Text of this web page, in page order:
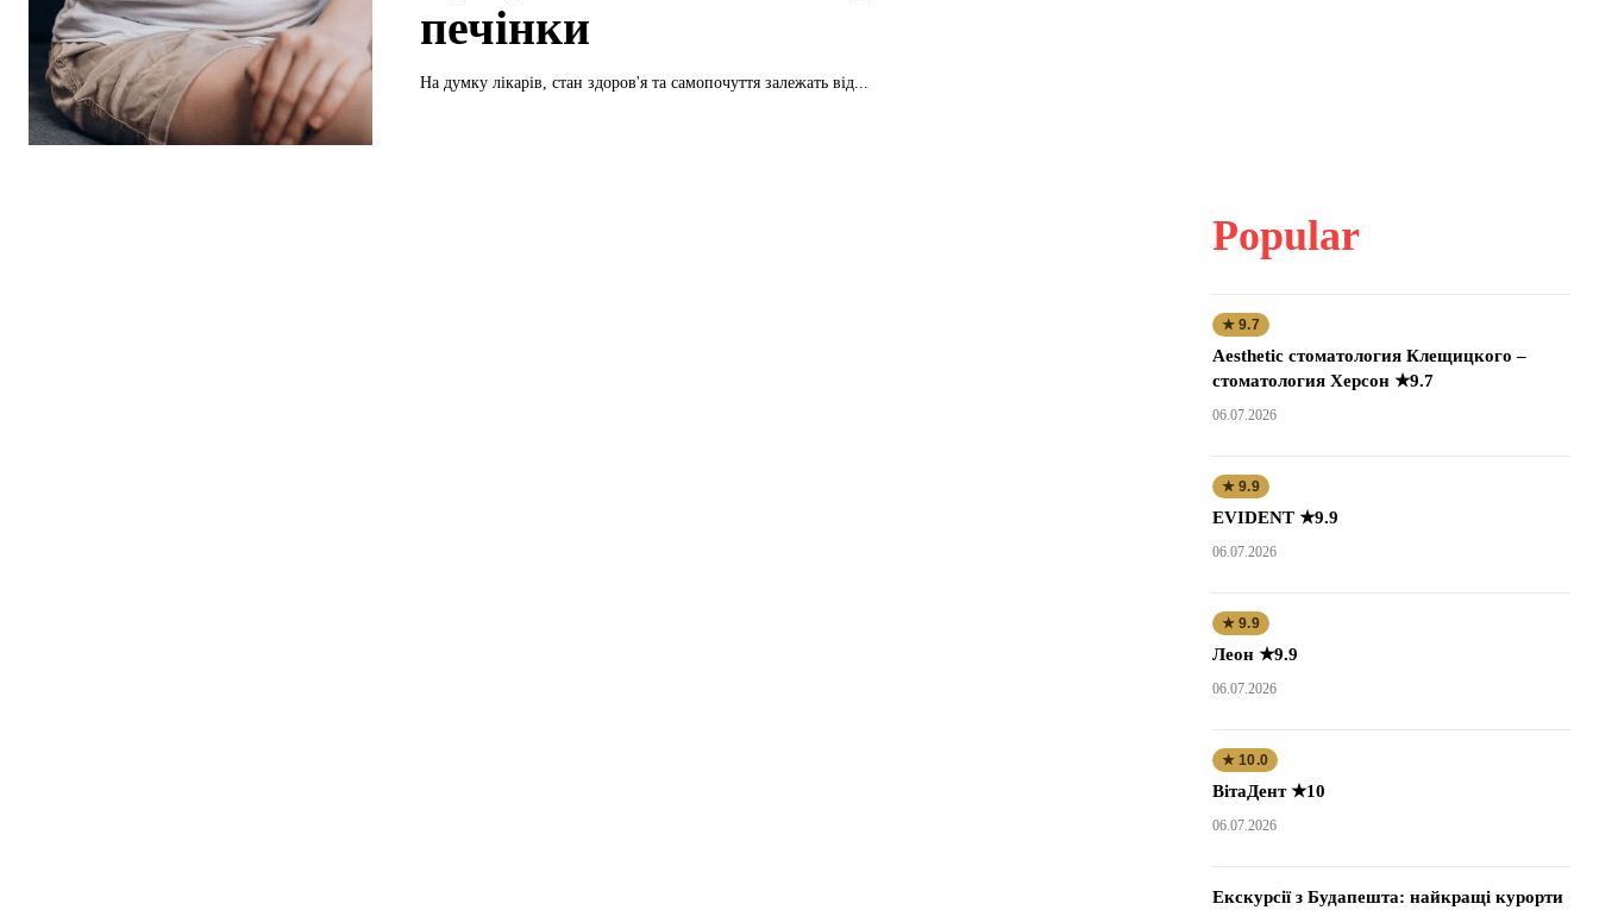
печінки
На думку лікарів, стан здоров'я та самопочуття залежать від...
Popular
★ 9.7
Aesthetic стоматология Клещицкого –
стоматология Херсон ★9.7
06.07.2026
★ 9.9
EVIDENT ★9.9
06.07.2026
★ 9.9
Леон ★9.9
06.07.2026
★ 10.0
ВітаДент ★10
06.07.2026
Екскурсії з Будапешта: найкращі курорти